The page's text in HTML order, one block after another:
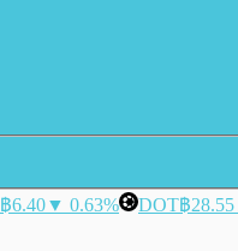
฿6.40▼ 0.63% DOT฿28.55